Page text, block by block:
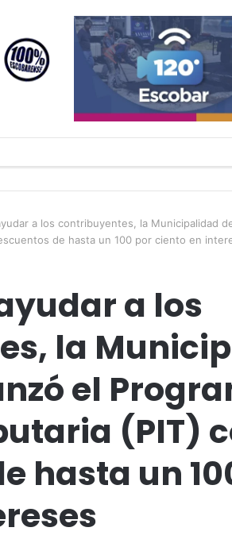
a los contribuyentes, la Municipalidad
de hasta un 100 por ciento en
a los
la
el
(PIT)
hasta un